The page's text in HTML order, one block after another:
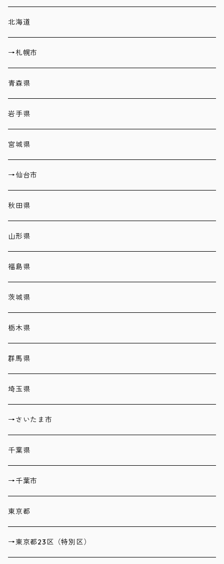
北海道
→札幌市
青森県
岩手県
宮城県
→仙台市
秋田県
山形県
福島県
茨城県
栃木県
群馬県
埼玉県
→さいたま市
千葉県
→千葉市
東京都
→東京都23区（特別区）